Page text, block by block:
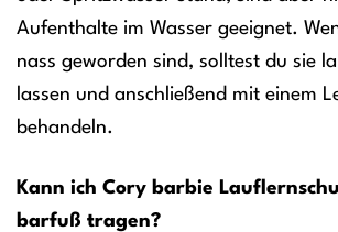
Aufenthalte im Wasser geeignet.
nass geworden sind, solltest du sie
lassen und anschließend mit einem
behandeln.
Kann ich Cory barbie
barfuß tragen?